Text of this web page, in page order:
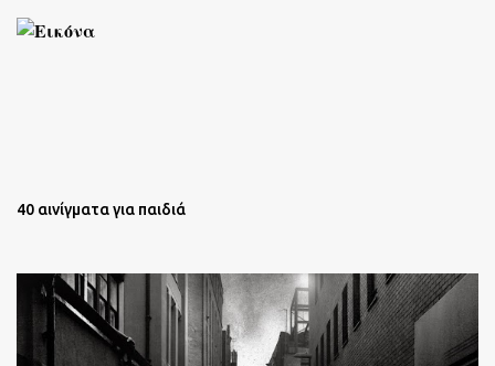
40 αινίγματα για παιδιά